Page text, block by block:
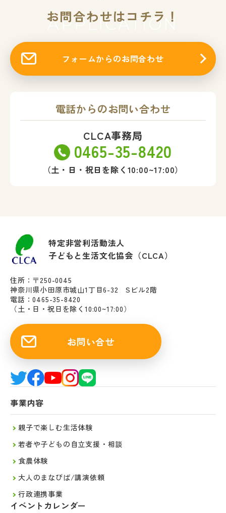
お問合わせはコチラ！
APPLICATION
フォームからのお問合わせ
電話からのお問い合わせ
CLCA事務局
0465-35-8420
（土・日・祝日を除く10:00~17:00）
特定非営利活動法人
子どもと生活文化協会（CLCA）
住所：〒250-0045
神奈川県小田原市城山1丁目6-32 Sビル2階
電話：0465-35-8420
（土・日・祝日を除く10:00~17:00）
お問い合せ
事業内容
親子で楽しむ生活体験
若者や子どもの自立支援・相談
食農体験
大人のまなびば/講演依頼
行政連携事業
イベントカレンダー